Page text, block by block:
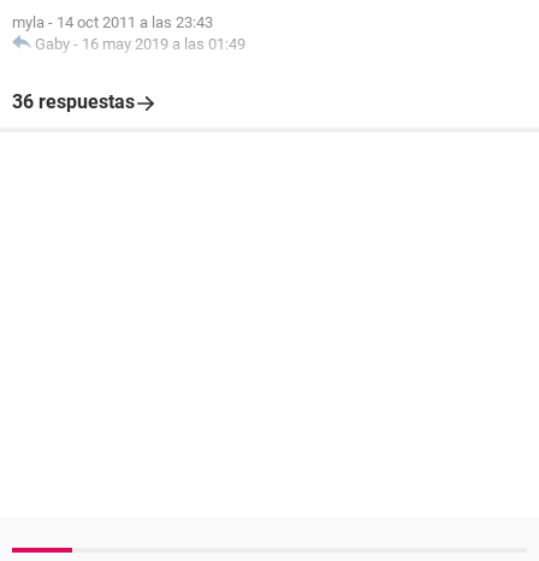
myla - 14 oct 2011 a las 23:43
Gaby - 16 may 2019 a las 01:49
36 respuestas